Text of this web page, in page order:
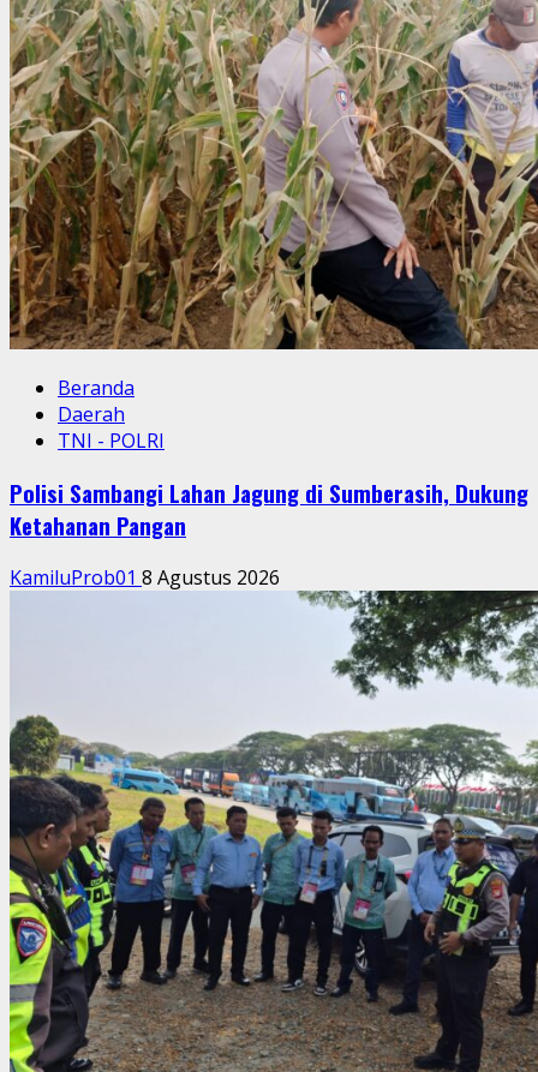
Beranda
Daerah
TNI - POLRI
Polisi Sambangi Lahan Jagung di Sumberasih, Dukung
Ketahanan Pangan
KamiluProb01 8 Agustus 2026